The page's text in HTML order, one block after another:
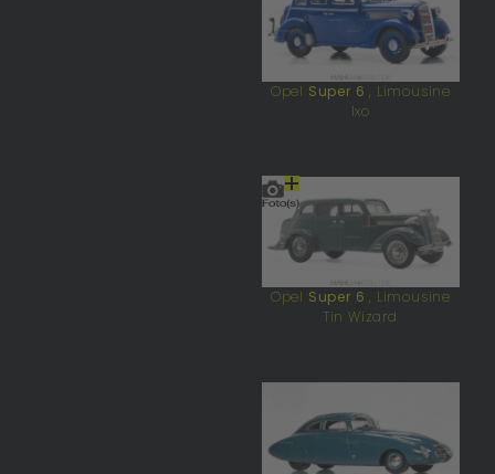
Opel Super 6, Limousine
Ixo
Opel Super 6, Limousine
Tin Wizard